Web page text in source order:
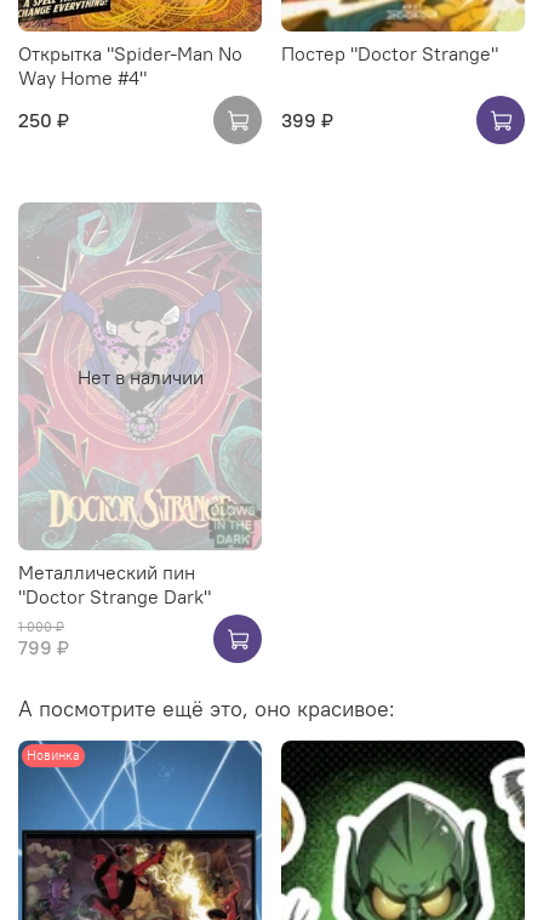
Открытка "Spider-Man No
Way Home #4"
250 ₽
Постер "Doctor Strange"
399 ₽
Нет в наличии
Металлический пин
"Doctor Strange Dark"
1 000 ₽
799 ₽
А посмотрите ещё это, оно красивое:
Новинка